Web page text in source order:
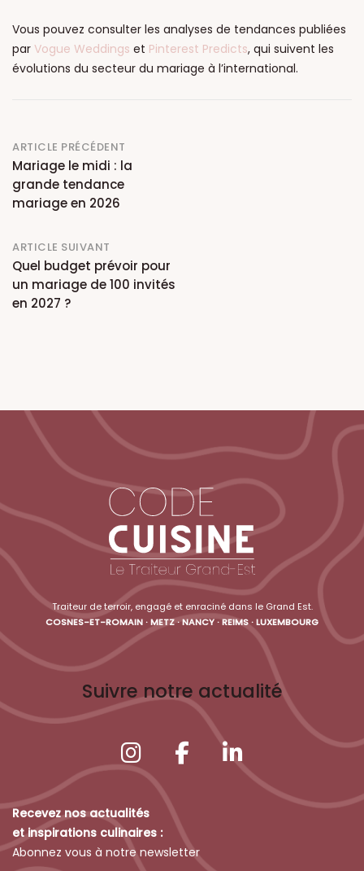
Vous pouvez consulter les analyses de tendances publiées
par Vogue Weddings et Pinterest Predicts, qui suivent les
évolutions du secteur du mariage à l’international.
Post
navigation
ARTICLE PRÉCÉDENT
Mariage le midi : la
grande tendance
mariage en 2026
ARTICLE SUIVANT
Quel budget prévoir pour
un mariage de 100 invités
en 2027 ?
Traiteur de terroir, engagé et enraciné dans le Grand Est.
COSNES-ET-ROMAIN · METZ · NANCY · REIMS · LUXEMBOURG
Suivre notre actualité
Recevez nos actualités
et inspirations culinaires :
Abonnez vous à notre newsletter